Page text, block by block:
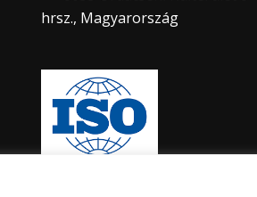
hrsz., Magyarország